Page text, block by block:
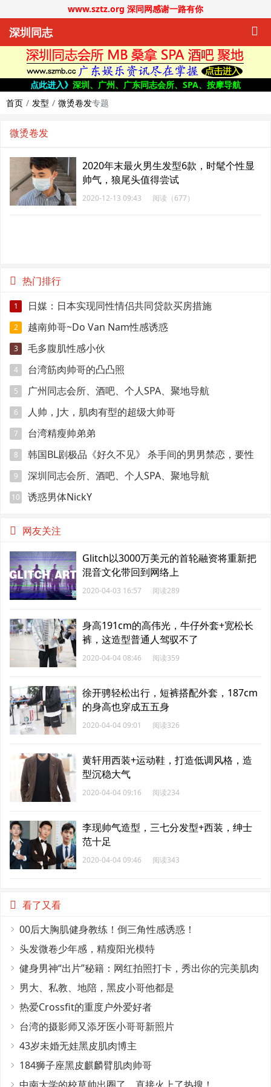
www.sztz.org 深同网感谢一路有你
深圳同志
点此进入》 深圳、广州、广东同志会所、SPA、按摩导航
首页
发型 微烫卷发专题
微烫卷发
2020年末最火男生发型6款，时髦个性显
帅气，狼尾头值得尝试
2020-12-13 09:43 阅读（677）
热门排行
1 日媒：日本实现同性情侣共同贷款买房措施
2 越南帅哥~Do Van Nam性感诱惑
3 毛多腹肌性感小伙
4 台湾筋肉帅哥的凸凸照
5 广州同志会所、酒吧、个人SPA、聚地导航
6 人帅，J大，肌肉有型的超级大帅哥
7 台湾精瘦帅弟弟
8
韩国BL剧极品《好久不见》 杀手间的男男禁恋，要性
命还是爱情？
9 深圳同志会所、酒吧、个人SPA、聚地导航
10 诱惑男体NickY
网友关注
Glitch以3000万美元的首轮融资将重新把
混音文化带回到网络上
2020-04-03 16:57 阅读289
身高191cm的高伟光，牛仔外套+宽松长
裤，这造型普通人驾驭不了
2020-04-04 08:46 阅读359
徐开骋轻松出行，短裤搭配外套，187cm
的身高也穿成五五身
2020-04-04 09:01 阅读326
黄轩用西装+运动鞋，打造低调风格，造
型沉稳大气
2020-04-04 09:16 阅读234
李现帅气造型，三七分发型+西装，绅士
范十足
2020-04-04 09:46 阅读343
看了又看
00后大胸肌健身教练！倒三角性感诱惑！
头发微卷少年感，精瘦阳光模特
健身男神“出片”秘籍：网红拍照打卡，秀出你的完美肌肉
线条！
男大、私教、地陪，黑皮小哥他都是
热爱Crossfit的重度户外爱好者
台湾的摄影师又添牙医小哥哥新照片
43岁未婚无娃黑皮肌肉博主
184狮子座黑皮麒麟臂肌肉帅哥